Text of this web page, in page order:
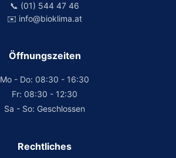
📞 (01) 544 47 46
✉️ info@bioklima.at
Öffnungszeiten
Mo - Do: 08:30 - 16:30
Fr: 08:30 - 12:30
Sa - So: Geschlossen
Rechtliches